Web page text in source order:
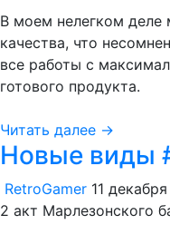
В моем нелегком деле
качества, что
все работы с
готового продукта.
Читать далее →
Новые виды
RetroGamer 11
2 акт Марлезонского